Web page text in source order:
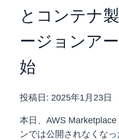
とコンテナ
ージョンア
始
投稿日: 2025年1月23日
本日、AWS
ンでは公開されなくな